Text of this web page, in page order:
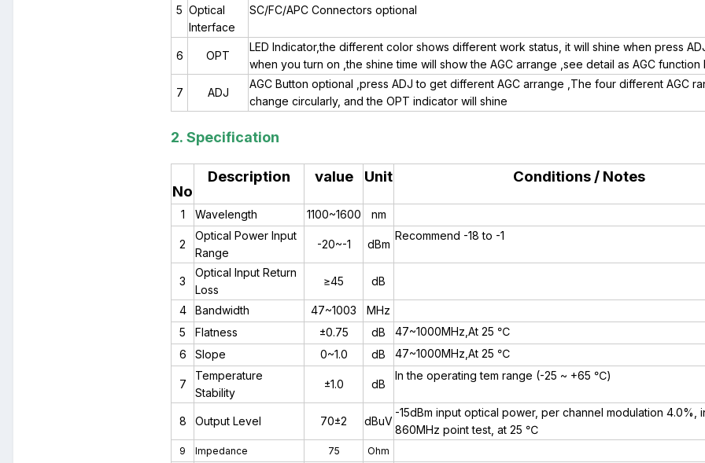
5 Optical
Interface
SC/FC/APC Connectors optional
6 OPT
LED Indicator,the different color shows different work status, it will shine when press
when you turn on ,the shine time will show the AGC arrange ,see detail as AGC function
7 ADJ
AGC Button optional ,press ADJ to get different AGC arrange ,The four different AGC
change circularly, and the OPT indicator will shine
2. Specification
No
Description value Unit Conditions / Notes
1 Wavelength 1100~1600 nm
2
Optical Power Input
Range
-20~-1 dBm
Recommend -18 to -1
3
Optical Input Return
Loss
≥45 dB
4 Bandwidth 47~1003
MHz
5
Flatness ±0.75 dB
47~1000MHz,At 25 ℃
6
Slope 0~1.0 dB 47~1000MHz,At 25 ℃
7
Temperature
Stability
±1.0 dB
In the operating tem range (-25 ~ +65 ℃)
8 Output Level 70±2 dBuV
-15dBm input optical power, per channel modulation 4.0%,
860MHz point test, at 25 ℃
9 Impedance 75 Ohm